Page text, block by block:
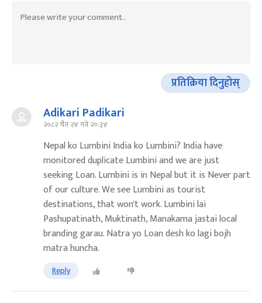
प्रतिक्रिया दिनुहोस्
Adikari Padikari
२०८२ चैत २४ गते २०:३४
Nepal ko Lumbini India ko Lumbini? India have
monitored duplicate Lumbini and we are just
seeking Loan. Lumbini is in Nepal but it is Never part
of our culture. We see Lumbini as tourist
destinations, that won't work. Lumbini lai
Pashupatinath, Muktinath, Manakama jastai local
branding garau. Natra yo Loan desh ko lagi bojh
matra huncha.
Reply